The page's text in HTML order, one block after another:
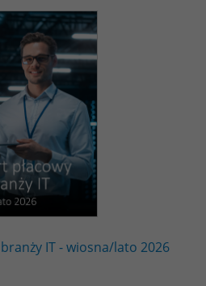
IT - wiosna/lato 2026